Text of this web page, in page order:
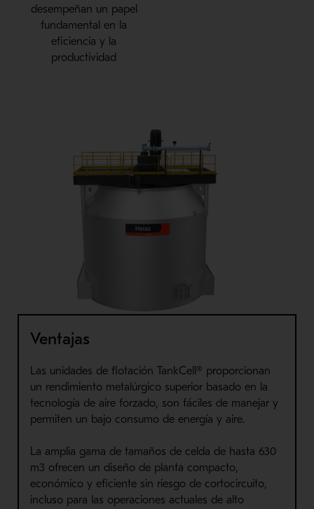
desempeñan un papel
fundamental en la
eficiencia y la
productividad
Ventajas
Las unidades de flotación TankCell® proporcionan
un rendimiento metalúrgico superior basado en la
tecnología de aire forzado, son fáciles de manejar y
permiten un bajo consumo de energía y aire.
La amplia gama de tamaños de celda de hasta 630
m3 ofrecen un diseño de planta compacto,
económico y eficiente sin riesgo de cortocircuito,
incluso para las operaciones actuales de alto